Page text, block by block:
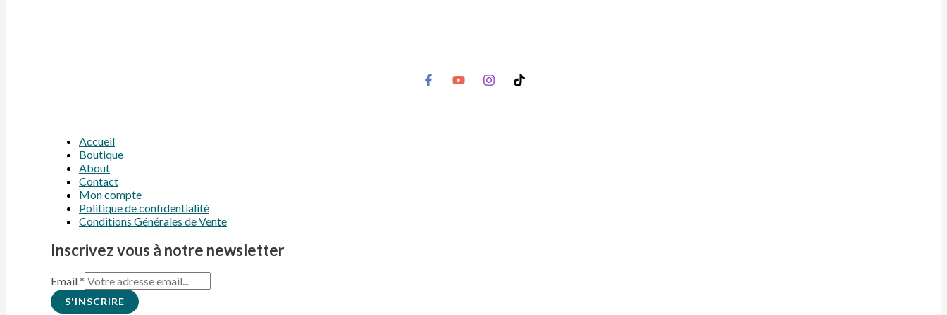
Accueil
Boutique
About
Contact
Mon compte
Politique de confidentialité
Conditions Générales de Vente
Inscrivez vous à notre newsletter
Email*
S'INSCRIRE